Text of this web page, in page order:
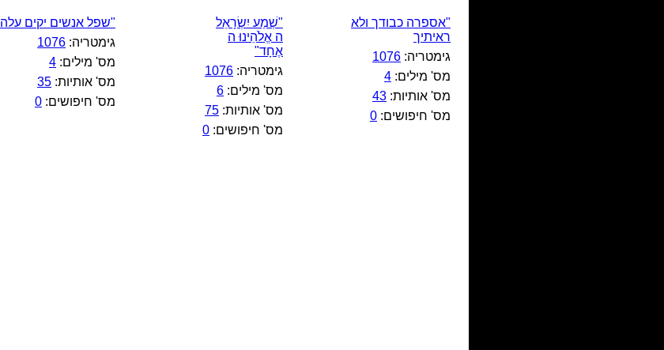
"אספרה כבודך ולא
ראיתיך
גימטריה: 1076
מס' מילים: 4
מס' אותיות: 43
מס' חיפושים: 0
"שְׁמַע יִשְׂרָאֵל
ה אֱלֹהֵינוּ ה
אֶחָד"
גימטריה: 1076
מס' מילים: 6
מס' אותיות: 75
מס' חיפושים: 0
"שפל אנשים יקים עלה
גימטריה: 1076
מס' מילים: 4
מס' אותיות: 35
מס' חיפושים: 0